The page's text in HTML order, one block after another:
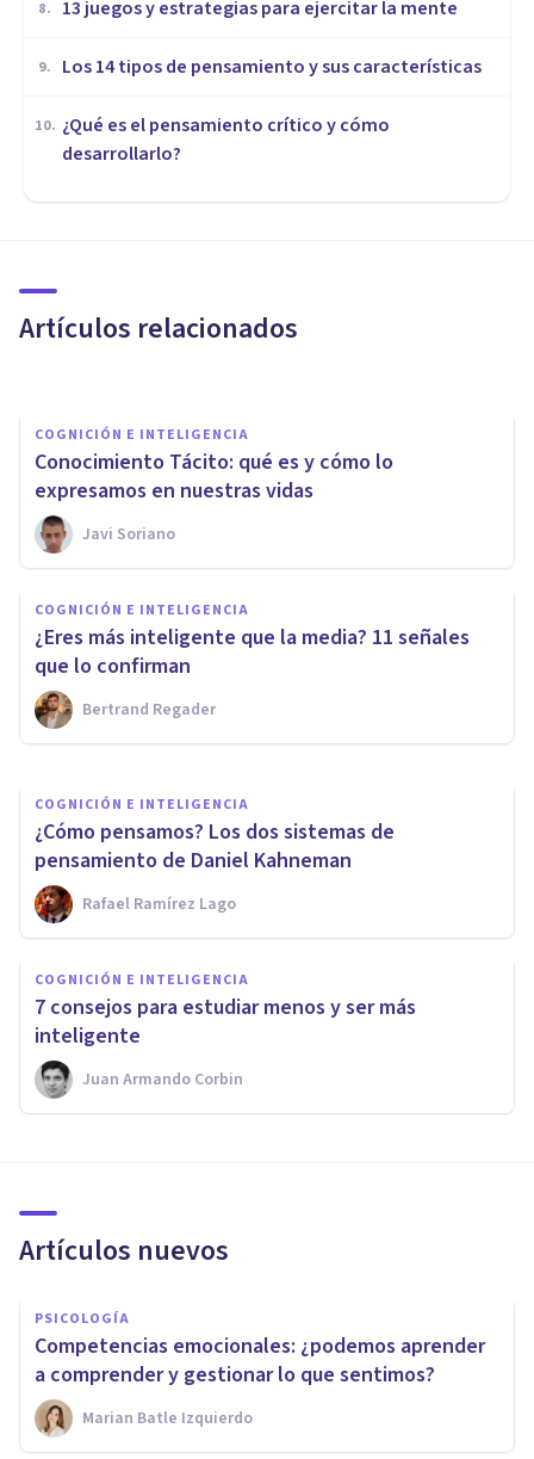
8. 13 juegos y estrategias para ejercitar la mente
9. Los 14 tipos de pensamiento y sus características
10. ¿Qué es el pensamiento crítico y cómo
desarrollarlo?
Artículos relacionados
Bilingüismo e inteligencia,
¿cómo se relacionan?
COGNICIÓN E INTELIGENCIA
Conocimiento Tácito: qué es y cómo lo
expresamos en nuestras vidas
Javi Soriano
COGNICIÓN E INTELIGENCIA
​¿Eres más inteligente que la media? 11 señales
que lo confirman
Bertrand Regader
COGNICIÓN E INTELIGENCIA
Los 4 tipos de razonamiento
principales (y sus
características)
Oscar Castillero Mimenza
COGNICIÓN E INTELIGENCIA
​¿Cómo pensamos? Los dos sistemas de
pensamiento de Daniel Kahneman
Rafael Ramírez Lago
COGNICIÓN E INTELIGENCIA
​7 consejos para estudiar menos y ser más
inteligente
Juan Armando Corbin
Artículos nuevos
PSICOLOGÍA
Competencias emocionales: ¿podemos aprender
a comprender y gestionar lo que sentimos?
Marian Batle Izquierdo